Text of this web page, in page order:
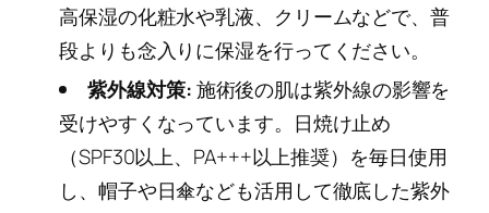
高保湿の化粧水や乳液、クリームなどで、普
段よりも念入りに保湿を行ってください。
紫外線対策:施術後の肌は紫外線の影響を
受けやすくなっています。日焼け止め
（SPF30以上、PA+++以上推奨）を毎日使用
し、帽子や日傘なども活用して徹底した紫外